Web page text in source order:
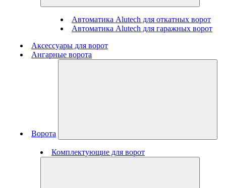
Автоматика Alutech для откатных ворот
Автоматика Alutech для гаражных ворот
Аксессуары для ворот
Ангарные ворота
Ворота
Комплектующие для ворот